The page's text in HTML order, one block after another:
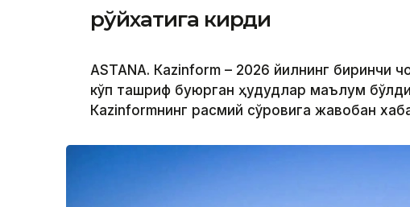
рўйхатига кирди
ASTANА. Кazinform – 2026 йилнинг биринчи
кўп ташриф буюрган ҳудудлар маълум
Кazinformнинг расмий сўровига жавобан